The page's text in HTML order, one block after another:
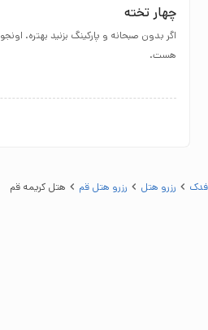
چهار تخته
اگر بدون صبحانه و پارکینگ بزنید بهتره.
هست.
فدک رزرو هتل رزرو هتل قم هتل کریمه قم